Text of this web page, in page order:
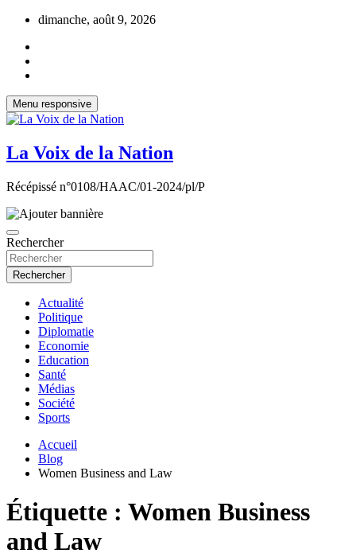
Aller
contenu
dimanche, août 9, 2026
Menu responsive
La Voix de la Nation
Récépissé n°0108/HAAC/01-2024/pl/P
Rechercher
Rechercher
Actualité
Politique
Diplomatie
Economie
Education
Santé
Médias
Société
Sports
Accueil
Blog
Women Business and Law
Étiquette : Women Business
and Law